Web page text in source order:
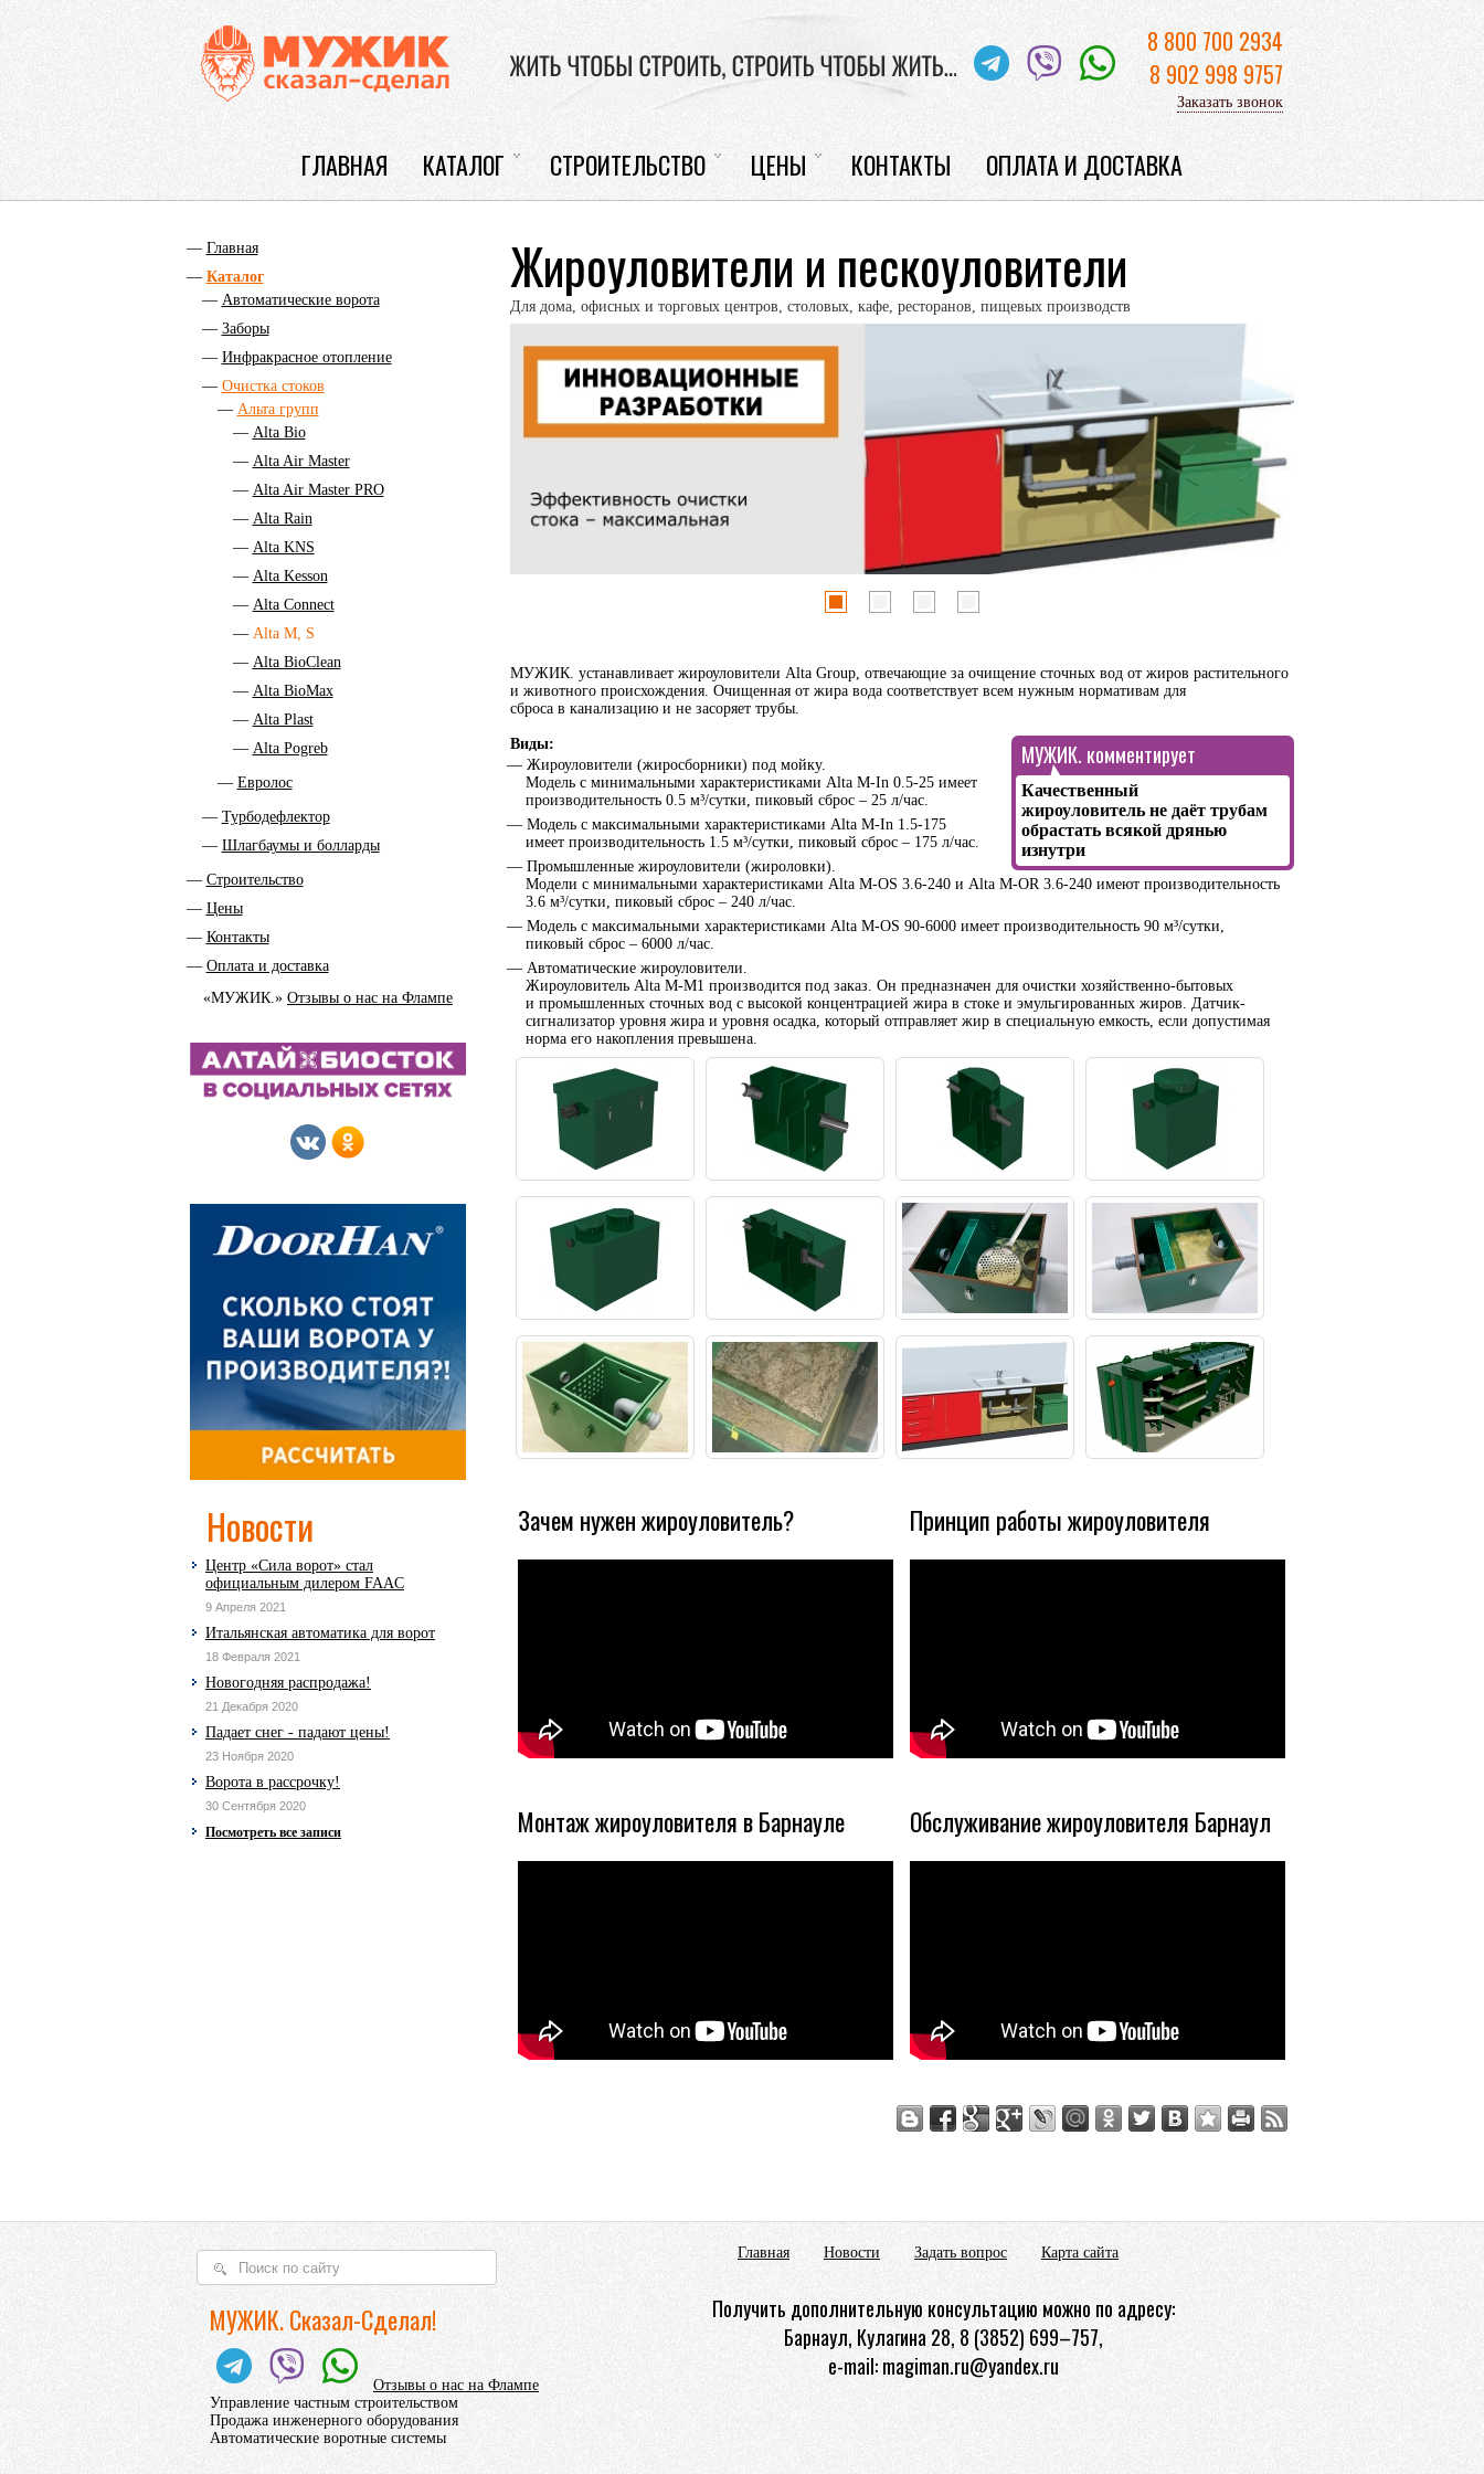
8 800 700 2934
8 902 998 9757
Заказать звонок
ГЛАВНАЯ КАТАЛОГ СТРОИТЕЛЬСТВО ЦЕНЫ КОНТАКТЫ ОПЛАТА И ДОСТАВКА
Главная
Каталог
Автоматические ворота
Заборы
Инфракрасное отопление
Очистка стоков
Альта групп
Alta Bio
Alta Air Master
Alta Air Master PRO
Alta Rain
Alta KNS
Alta Kesson
Alta Connect
Alta M, S
Alta BioClean
Alta BioMax
Alta Plast
Alta Pogreb
Евролос
Турбодефлектор
Шлагбаумы и болларды
Строительство
Цены
Контакты
Оплата и доставка
«МУЖИК.» Отзывы о нас на Флампе
Новости
Центр «Сила ворот» стал
официальным дилером FAAC
9 Апреля 2021
Итальянская автоматика для ворот
18 Февраля 2021
Новогодняя распродажа!
21 Декабря 2020
Падает снег - падают цены!
23 Ноября 2020
Ворота в рассрочку!
30 Сентября 2020
Посмотреть все записи
Жироуловители и пескоуловители
Для дома, офисных и торговых центров, столовых, кафе, ресторанов, пищевых производств
МУЖИК. устанавливает жироуловители Alta Group, отвечающие за очищение сточных вод от жиров растительного
и животного происхождения. Очищенная от жира вода соответствует всем нужным нормативам для
сброса в канализацию и не засоряет трубы.
МУЖИК. комментирует
Качественный
жироуловитель не даёт трубам
обрастать всякой дрянью
изнутри
Виды:
Жироуловители (жиросборники) под мойку.
Модель с минимальными характеристиками Alta M-In 0.5-25 имеет
производительность 0.5 м³/сутки, пиковый сброс – 25 л/час.
Модель с максимальными характеристиками Alta M-In 1.5-175
имеет производительность 1.5 м³/сутки, пиковый сброс – 175 л/час.
Промышленные жироуловители (жироловки).
Модели с минимальными характеристиками Alta M-OS 3.6-240 и Alta M-OR 3.6-240 имеют производительность
3.6 м³/сутки, пиковый сброс – 240 л/час.
Модель с максимальными характеристиками Alta M-OS 90-6000 имеет производительность 90 м³/сутки,
пиковый сброс – 6000 л/час.
Автоматические жироуловители.
Жироуловитель Alta М-М1 производится под заказ. Он предназначен для очистки хозяйственно-бытовых
и промышленных сточных вод с высокой концентрацией жира в стоке и эмульгированных жиров. Датчик-
сигнализатор уровня жира и уровня осадка, который отправляет жир в специальную емкость, если допустимая
норма его накопления превышена.
Зачем нужен жироуловитель? Принцип работы жироуловителя
Монтаж жироуловителя в Барнауле Обслуживание жироуловителя Барнаул
МУЖИК. Сказал-Сделал!
Отзывы о нас на Флампе
Управление частным строительством
Продажа инженерного оборудования
Автоматические воротные системы
Главная Новости Задать вопрос Карта сайта
Получить дополнительную консультацию можно по адресу:
Барнаул, Кулагина 28, 8 (3852) 699–757,
e-mail: magiman.ru@yandex.ru